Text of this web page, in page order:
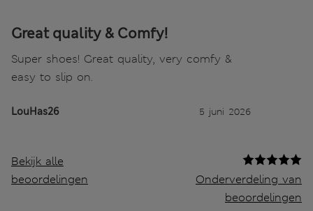
Great quality & Comfy!
Super shoes! Great quality, very comfy &
easy to slip on.
LouHas26 5 juni 2026
Bekijk alle
beoordelingen
Onderverdeling van
beoordelingen